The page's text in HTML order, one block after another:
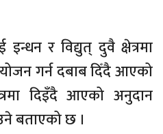
र विद्युत् दुवै क्षेत्रमा
गर्न दबाब दिँदै आएको
दिइँदै आएको अनुदान
बताएको छ ।